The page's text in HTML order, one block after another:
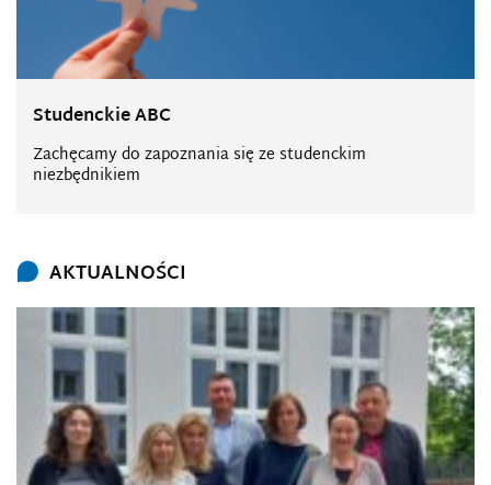
Studenckie ABC
Zachęcamy do zapoznania się ze studenckim
niezbędnikiem
AKTUALNOŚCI